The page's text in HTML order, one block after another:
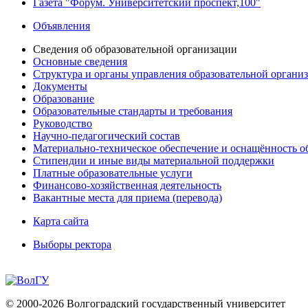
Газета "Форум. Университетский проспект,100"
Объявления
Сведения об образовательной организации
Основные сведения
Структура и органы управления образовательной
Документы
Образование
Образовательные стандарты и требования
Руководство
Научно-педагогический состав
Материально-техническое обеспечение и оснащённость
Стипендии и иные виды материальной поддержки
Платные образовательные услуги
Финансово-хозяйственная деятельность
Вакантные места для приема (перевода)
Карта сайта
Выборы ректора
© 2000-2026 Волгоградский государственный университет